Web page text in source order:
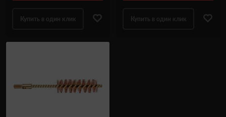
Купить в один клик Купить в один клик